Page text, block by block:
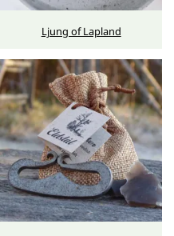
Ljung of Lapland